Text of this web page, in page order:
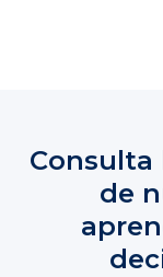
Consulta
de